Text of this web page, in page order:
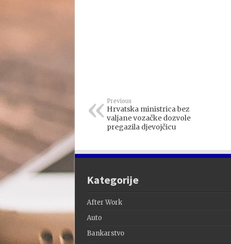
Previous
Hrvatska ministrica bez
valjane vozačke dozvole
pregazila djevojčicu
Kategorije
After Work
Auto
Bankarstvo